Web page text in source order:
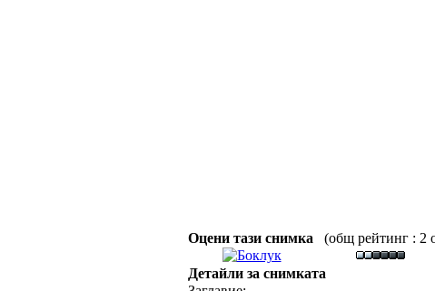
Оцени тази снимка
(общ рейтинг : 2
Детайли за снимката